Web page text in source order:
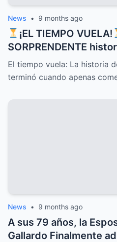
News • 9 months ago
¡EL TIEMPO VUELA!
SORPRENDENTE
que CONQUISTÓ
canciones pero cuyo
El tiempo vuela: La historia
terminó cuando apenas
News • 9 months ago
A sus 79 años, la
Gallardo Finalmente